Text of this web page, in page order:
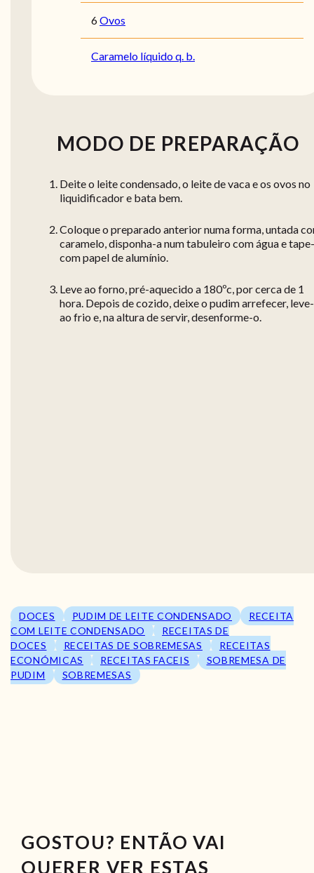
6Ovos
Caramelo líquido q. b.
MODO DE PREPARAÇÃO
Deite o leite condensado, o leite de vaca e os ovos no
liquidificador e bata bem.
Coloque o preparado anterior numa forma, untada
caramelo, disponha-a num tabuleiro com água e
com papel de alumínio.
Leve ao forno, pré-aquecido a 180ºc, por cerca de 1
hora. Depois de cozido, deixe o pudim arrefecer,
ao frio e, na altura de servir, desenforme-o.
DOCES PUDIM DE LEITE CONDENSADO
RECEITA
COM LEITE CONDENSADO
RECEITAS DE
DOCES
RECEITAS DE SOBREMESAS
RECEITAS
ECONÓMICAS
RECEITAS FACEIS
SOBREMESA DE
PUDIM
SOBREMESAS
GOSTOU? ENTÃO VAI
QUERER VER ESTAS